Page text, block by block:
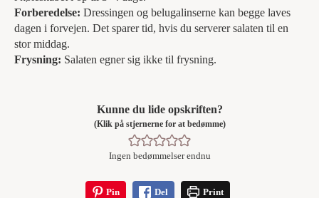
Forberedelse: Dressingen og belugalinserne kan begge laves
dagen i forvejen. Det sparer tid, hvis du serverer salaten til en
stor middag.
Frysning: Salaten egner sig ikke til frysning.
Kunne du lide opskriften?
(Klik på stjernerne for at bedømme)
Ingen bedømmelser endnu
Pin Del Print